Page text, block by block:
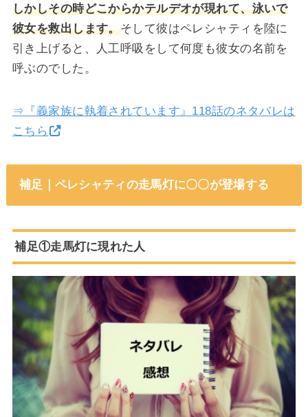
しかしその時どこからかテルデオが現れて、泳いで
彼女を救出します。そして彼はペレシャティを陸に
引き上げると、人工呼吸をして何度も彼女の名前を
呼ぶのでした。
⇒『義家族に執着されています』118話のネタバレは
こちら
補足｜ペレシャティの走馬灯に〇〇が登場する
補足①走馬灯に現れた人